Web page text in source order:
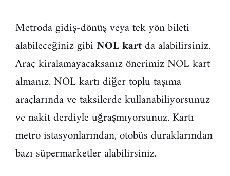
Metroda gidiş-dönüş veya tek yön bileti
alabileceğiniz gibiNOL kartda alabilirsiniz.
Araç kiralamayacaksanız önerimiz NOL kart
almanız. NOL kartı diğer toplu taşıma
araçlarında ve taksilerde kullanabiliyorsunuz
ve nakit derdiyle uğraşmıyorsunuz. Kartı
metro istasyonlarından, otobüs duraklarından
bazı süpermarketler alabilirsiniz.